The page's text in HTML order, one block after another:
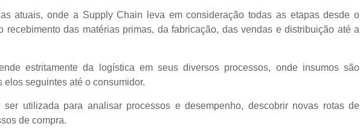
atuais, onde a Supply Chain leva em consideração todas as etapas desde o
recebimento das matérias primas, da fabricação, das vendas e distribuição até a
estritamente da logística em seus diversos processos, onde insumos são
elos seguintes até o consumidor.
utilizada para analisar processos e desempenho, descobrir novas rotas de
de compra.